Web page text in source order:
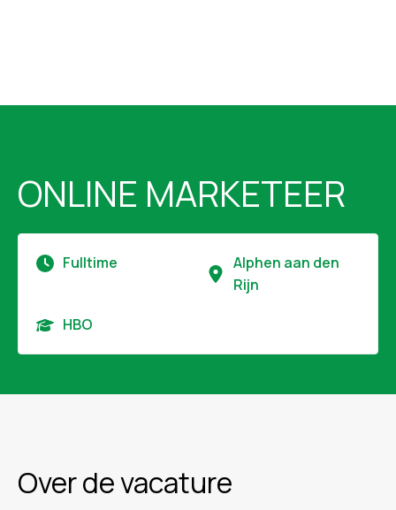
ONLINE MARKETEER
Fulltime
Alphen aan den
Rijn
HBO
Over de vacature